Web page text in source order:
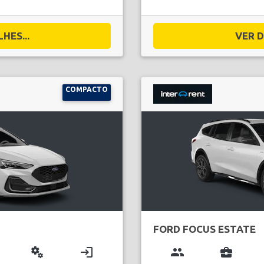
VER
COMPACTO
miscellaneous_services login
FORD FOCUS ESTATE
group business_center